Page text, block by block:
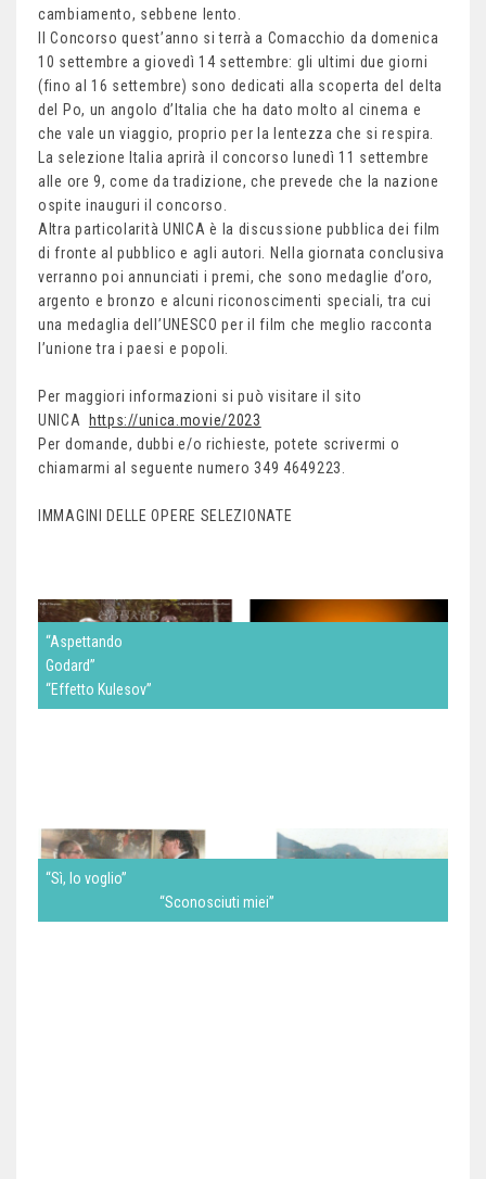
cambiamento, sebbene lento.
Il Concorso quest’anno si terrà a Comacchio da domenica
10 settembre a giovedì 14 settembre: gli ultimi due giorni
(fino al 16 settembre) sono dedicati alla scoperta del delta
del Po, un angolo d’Italia che ha dato molto al cinema e
che vale un viaggio, proprio per la lentezza che si respira.
La selezione Italia aprirà il concorso lunedì 11 settembre
alle ore 9, come da tradizione, che prevede che la nazione
ospite inauguri il concorso.
Altra particolarità UNICA è la discussione pubblica dei film
di fronte al pubblico e agli autori. Nella giornata conclusiva
verranno poi annunciati i premi, che sono medaglie d’oro,
argento e bronzo e alcuni riconoscimenti speciali, tra cui
una medaglia dell’UNESCO per il film che meglio racconta
l’unione tra i paesi e popoli.
Per maggiori informazioni si può visitare il sito
UNICA
https://unica.movie/2023
Per domande, dubbi e/o richieste, potete scrivermi o
chiamarmi al seguente numero 349 4649223.
IMMAGINI DELLE OPERE SELEZIONATE
“Aspettando
Godard”
“Effetto Kulesov”
“Sì, lo voglio”
“Sconosciuti miei”